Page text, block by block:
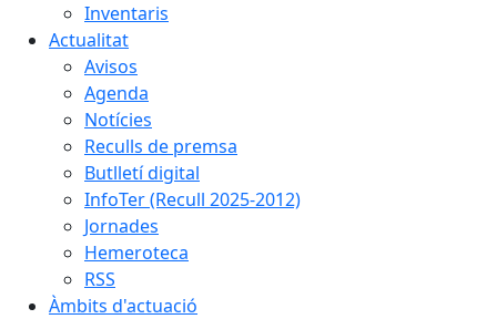
Inventaris
Actualitat
Avisos
Agenda
Notícies
Reculls de premsa
Butlletí digital
InfoTer (Recull 2025-2012)
Jornades
Hemeroteca
RSS
Àmbits d'actuació